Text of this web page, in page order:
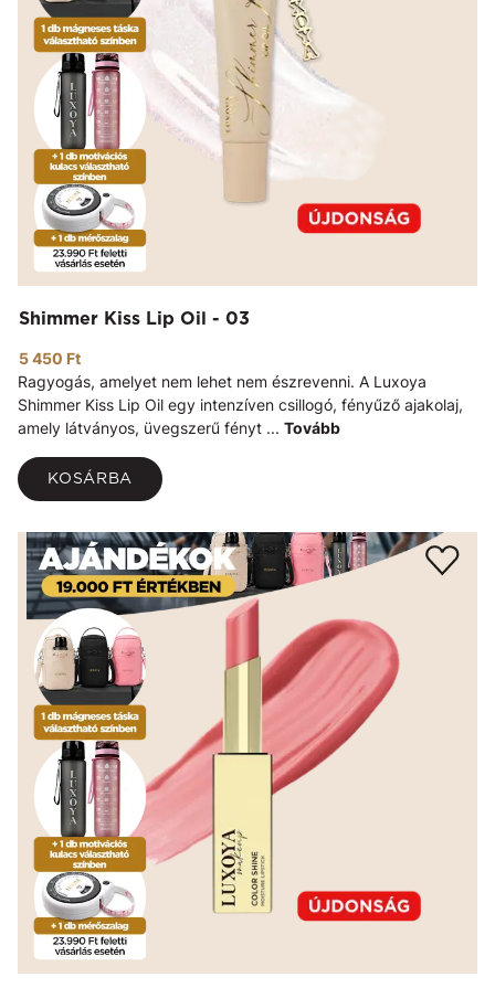
Shimmer Kiss Lip Oil - 03
5 450 Ft
Ragyogás, amelyet nem lehet nem észrevenni. A Luxoya
Shimmer Kiss Lip Oil egy intenzíven csillogó, fényűző ajakolaj,
amely látványos, üvegszerű fényt ... Tovább
KOSÁRBA